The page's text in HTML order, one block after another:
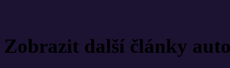
Zobrazit další články